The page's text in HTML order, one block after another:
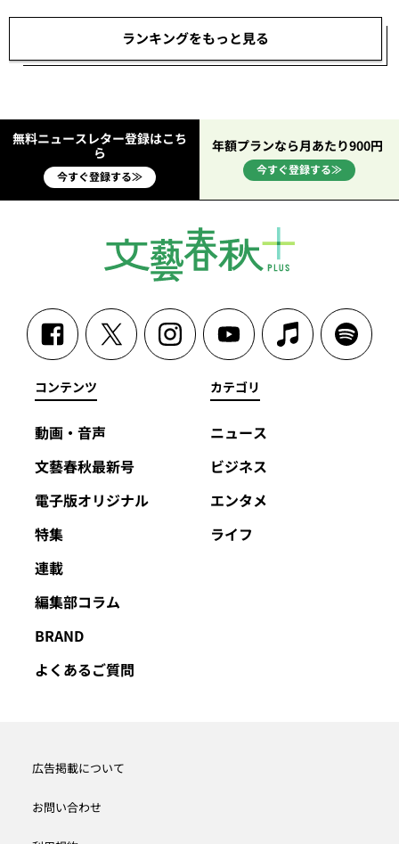
ランキングをもっと見る
無料ニュースレター登録はこち
ら
今すぐ登録する≫
年額プランなら月あたり900円
今すぐ登録する≫
コンテンツ
動画・音声
文藝春秋最新号
電子版オリジナル
特集
連載
編集部コラム
BRAND
よくあるご質問
カテゴリ
ニュース
ビジネス
エンタメ
ライフ
広告掲載について
お問い合わせ